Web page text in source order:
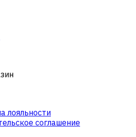
лояльности
соглашение